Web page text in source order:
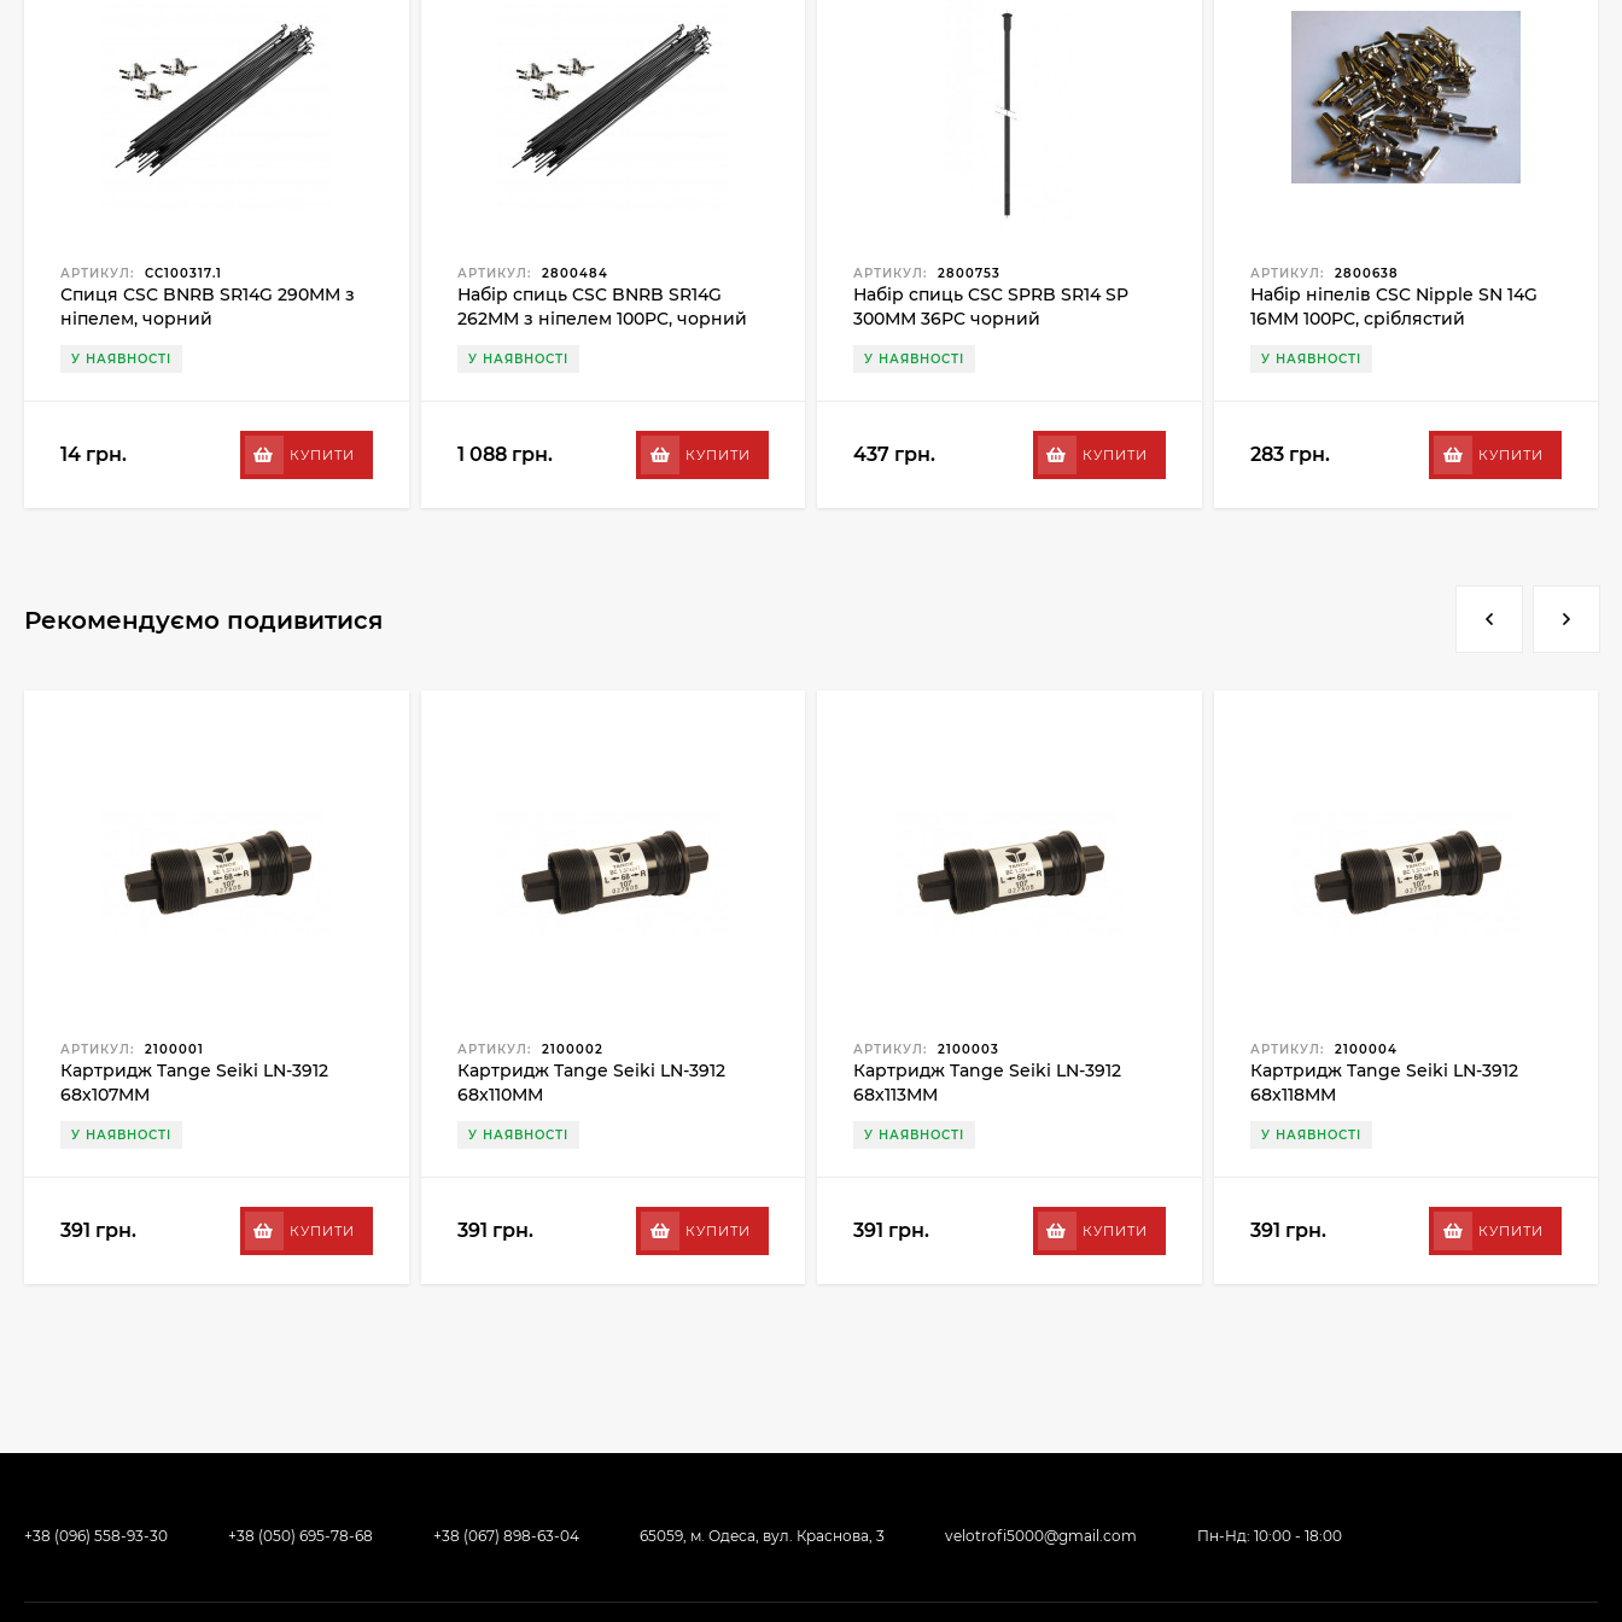
АРТИКУЛ: CC100317.1
Спиця CSC BNRB SR14G 290MM з
ніпелем, чорний
У НАЯВНОСТІ
14 грн. КУПИТИ
АРТИКУЛ: 2800484
Набір спиць CSC BNRB SR14G
262MM з ніпелем 100PC, чорний
У НАЯВНОСТІ
1 088 грн. КУПИТИ
АРТИКУЛ: 2800753
Набір спиць CSC SPRB SR14 SP
300ММ 36PC чорний
У НАЯВНОСТІ
437 грн. КУПИТИ
АРТИКУЛ: 2800638
Набір ніпелів CSC Nipple SN 14G
16MM 100PC, сріблястий
У НАЯВНОСТІ
283 грн. КУПИТИ
Рекомендуємо подивитися
АРТИКУЛ: 2100001
Картридж Tange Seiki LN-3912
68x107MM
У НАЯВНОСТІ
391 грн. КУПИТИ
АРТИКУЛ: 2100002
Картридж Tange Seiki LN-3912
68x110MM
У НАЯВНОСТІ
391 грн. КУПИТИ
АРТИКУЛ: 2100003
Картридж Tange Seiki LN-3912
68x113MM
У НАЯВНОСТІ
391 грн. КУПИТИ
АРТИКУЛ: 2100004
Картридж Tange Seiki LN-3912
68x118MM
У НАЯВНОСТІ
391 грн. КУПИТИ
+38 (096) 558-93-30 +38 (050) 695-78-68 +38 (067) 898-63-04 65059, м. Одеса, вул. Краснова, 3 velotrofi5000@gmail.com Пн-Нд: 10:00 - 18:00